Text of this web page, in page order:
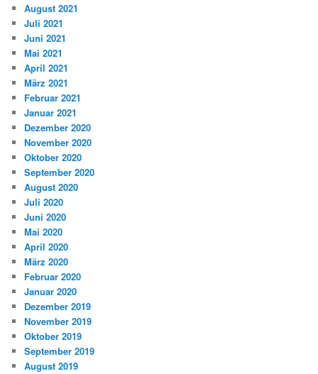
August 2021
Juli 2021
Juni 2021
Mai 2021
April 2021
März 2021
Februar 2021
Januar 2021
Dezember 2020
November 2020
Oktober 2020
September 2020
August 2020
Juli 2020
Juni 2020
Mai 2020
April 2020
März 2020
Februar 2020
Januar 2020
Dezember 2019
November 2019
Oktober 2019
September 2019
August 2019